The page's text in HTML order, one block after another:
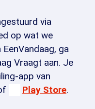
via
op wat we
ga
Vraagt aan. Je
app van
Play Store.